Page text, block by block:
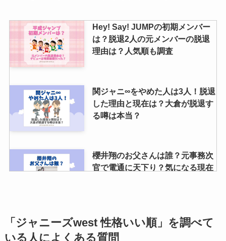
Hey! Say! JUMPの初期メンバー
は？脱退2人の元メンバーの脱退
理由は？人気順も調査
関ジャニ∞をやめた人は3人！脱退
した理由と現在は？大倉が脱退す
る噂は本当？
櫻井翔のお父さんは誰？元事務次
官で電通に天下り？気になる現在
推しトクの口コミは？安全性や査
定期間・キャンセル方法等、買取
「ジャニーズwest 性格いい順」を調べて
いる人によくある質問